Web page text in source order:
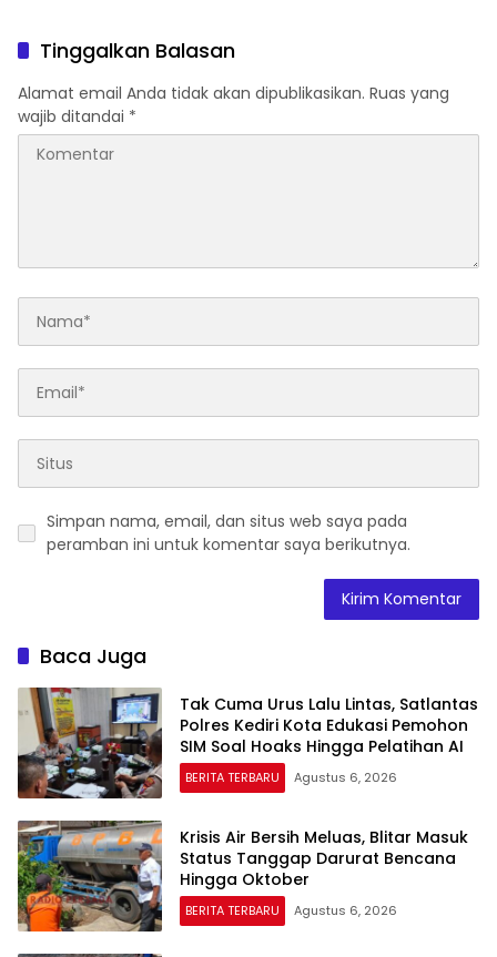
Tinggalkan Balasan
Alamat email Anda tidak akan dipublikasikan. Ruas yang
wajib ditandai *
Simpan nama, email, dan situs web saya pada
peramban ini untuk komentar saya berikutnya.
Baca Juga
Tak Cuma Urus Lalu Lintas, Satlantas
Polres Kediri Kota Edukasi Pemohon
SIM Soal Hoaks Hingga Pelatihan AI
BERITA TERBARU Agustus 6, 2026
Krisis Air Bersih Meluas, Blitar Masuk
Status Tanggap Darurat Bencana
Hingga Oktober
BERITA TERBARU Agustus 6, 2026